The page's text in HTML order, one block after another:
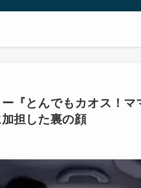
『とんでもカオス！マ
担した裏の顔